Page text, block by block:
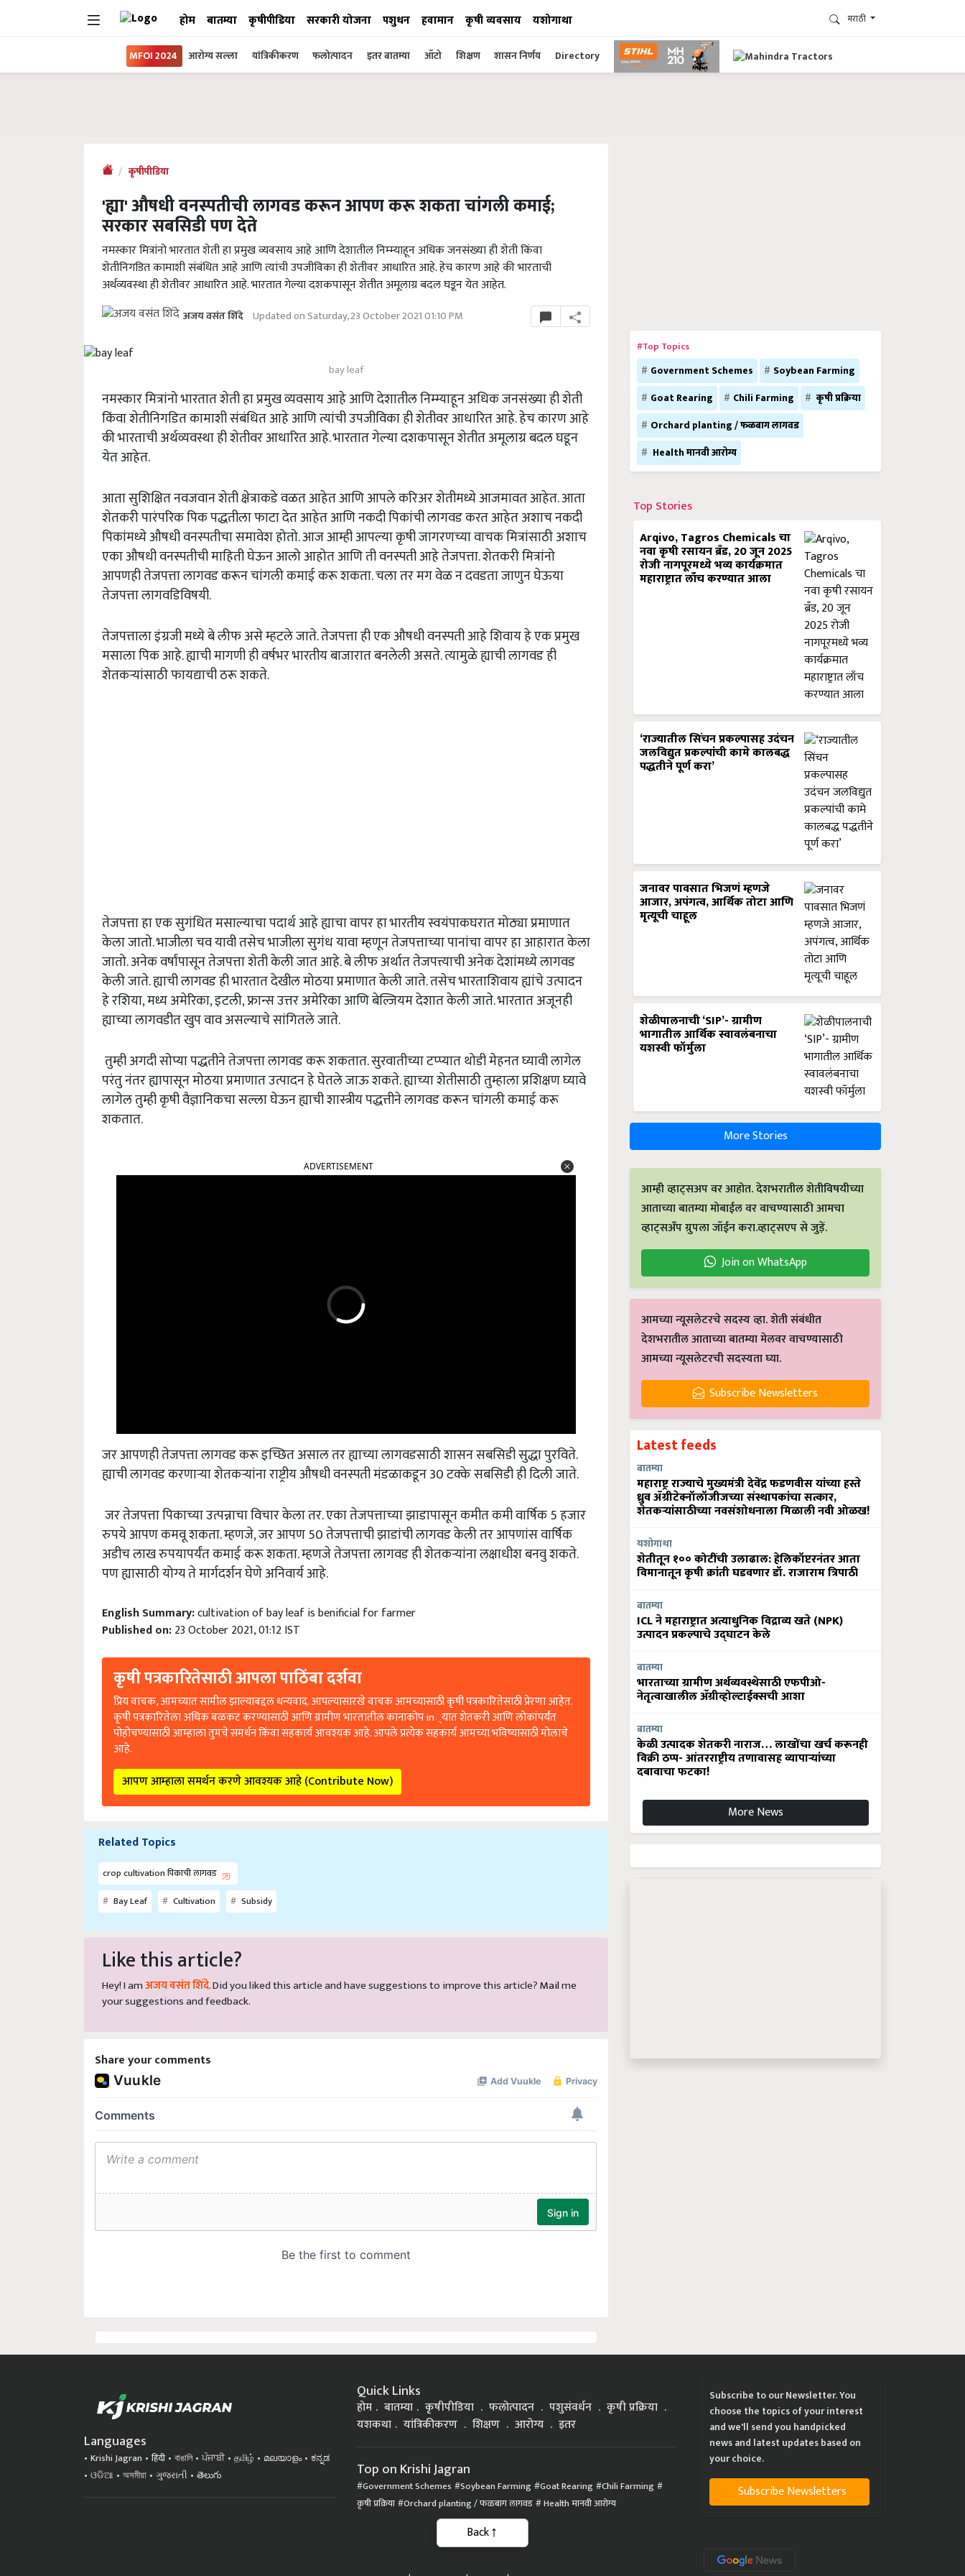
होम बातम्या कृषीपीडिया सरकारी योजना पशुधन हवामान कृषी व्यवसाय यशोगाथा मराठी
MFOI 2024 आरोग्य सल्ला यांत्रिकीकरण फलोत्पादन इतर बातम्या ऑटो शिक्षण शासन निर्णय Directory
कृषीपीडिया
'ह्या' औषधी वनस्पतीची लागवड करून आपण करू शकता चांगली कमाई;
सरकार सबसिडी पण देते
नमस्कार मित्रांनो भारतात शेती हा प्रमुख व्यवसाय आहे आणि देशातील निम्म्याहून अधिक जनसंख्या ही शेती किंवा
शेतीनिगडित कामाशी संबंधित आहे आणि त्यांची उपजीविका ही शेतीवर आधारित आहे. हेच कारण आहे की भारताची
अर्थव्यवस्था ही शेतीवर आधारित आहे. भारतात गेल्या दशकपासून शेतीत अमूलाग्र बदल घडून येत आहेत.
अजय वसंत शिंदे Updated on Saturday, 23 October 2021 01:10 PM
bay leaf
नमस्कार मित्रांनो भारतात शेती हा प्रमुख व्यवसाय आहे आणि देशातील निम्म्याहून अधिक जनसंख्या ही शेती
किंवा शेतीनिगडित कामाशी संबंधित आहे आणि त्यांची उपजीविका ही शेतीवर आधारित आहे. हेच कारण आहे
की भारताची अर्थव्यवस्था ही शेतीवर आधारित आहे. भारतात गेल्या दशकपासून शेतीत अमूलाग्र बदल घडून
येत आहेत.
आता सुशिक्षित नवजवान शेती क्षेत्राकडे वळत आहेत आणि आपले करिअर शेतीमध्ये आजमावत आहेत. आता
शेतकरी पारंपरिक पिक पद्धतीला फाटा देत आहेत आणि नकदी पिकांची लागवड करत आहेत अशाच नकदी
पिकांमध्ये औषधी वनस्पतीचा समावेश होतो. आज आम्ही आपल्या कृषी जागरणच्या वाचक मित्रांसाठी अशाच
एका औषधी वनस्पतीची माहिती घेऊन आलो आहोत आणि ती वनस्पती आहे तेजपत्ता. शेतकरी मित्रांनो
आपणही तेजपत्ता लागवड करून चांगली कमाई करू शकता. चला तर मग वेळ न दवडता जाणुन घेऊया
तेजपत्ता लागवडिविषयी.
तेजपत्ताला इंग्रजी मध्ये बे लीफ असे म्हटले जाते. तेजपत्ता ही एक औषधी वनस्पती आहे शिवाय हे एक प्रमुख
मसाला पिक आहे. ह्याची मागणी ही वर्षभर भारतीय बाजारात बनलेली असते. त्यामुळे ह्याची लागवड ही
शेतकऱ्यांसाठी फायद्याची ठरू शकते.
तेजपत्ता हा एक सुगंधित मसाल्याचा पदार्थ आहे ह्याचा वापर हा भारतीय स्वयंपाकघरात मोठ्या प्रमाणात
केला जातो. भाजीला चव यावी तसेच भाजीला सुगंध यावा म्हणून तेजपत्ताच्या पानांचा वापर हा आहारात केला
जातो. अनेक वर्षांपासून तेजपत्ता शेती केली जात आहे. बे लीफ अर्थात तेजपत्त्याची अनेक देशांमध्ये लागवड
केली जाते. ह्याची लागवड ही भारतात देखील मोठया प्रमाणात केली जाते. तसेच भारताशिवाय ह्यांचे उत्पादन
हे रशिया, मध्य अमेरिका, इटली, फ्रान्स उत्तर अमेरिका आणि बेल्जियम देशात केली जाते. भारतात अजूनही
ह्याच्या लागवडीत खुप वाव असल्याचे सांगितले जाते.
तुम्ही अगदी सोप्या पद्धतीने तेजपत्ता लागवड करू शकतात. सुरवातीच्या टप्प्यात थोडी मेहनत घ्यावी लागेल
परंतु नंतर ह्यापासून मोठया प्रमाणात उत्पादन हे घेतले जाऊ शकते. ह्याच्या शेतीसाठी तुम्हाला प्रशिक्षण घ्यावे
लागेल तुम्ही कृषी वैज्ञानिकचा सल्ला घेऊन ह्याची शास्त्रीय पद्धत्तीने लागवड करून चांगली कमाई करू
शकतात.
जर आपणही तेजपत्ता लागवड करू इच्छित असाल तर ह्याच्या लागवडसाठी शासन सबसिडी सुद्धा पुरविते.
ह्याची लागवड करणाऱ्या शेतकऱ्यांना राष्ट्रीय औषधी वनस्पती मंडळाकडून 30 टक्के सबसिडी ही दिली जाते.
जर तेजपत्ता पिकाच्या उत्पन्नाचा विचार केला तर. एका तेजपत्ताच्या झाडापासून कमीत कमी वार्षिक 5 हजार
रुपये आपण कमवू शकता. म्हणजे, जर आपण 50 तेजपत्ताची झाडांची लागवड केली तर आपणांस वार्षिक
अडीच लाख रुपयापर्यंत कमाई करू शकता. म्हणजे तेजपत्ता लागवड ही शेतकऱ्यांना लक्षाधीश बनवु शकते.
पण ह्यासाठी योग्य ते मार्गदर्शन घेणे अनिवार्य आहे.
English Summary: cultivation of bay leaf is benificial for farmer
Published on: 23 October 2021, 01:12 IST
कृषी पत्रकारितेसाठी आपला पाठिंबा दर्शवा
प्रिय वाचक, आमच्यात सामील झाल्याबद्दल धन्यवाद. आपल्यासारखे वाचक आमच्यासाठी कृषी पत्रकारितेसाठी प्रेरणा आहेत.
कृषी पत्रकारितेला अधिक बळकट करण्यासाठी आणि ग्रामीण भारतातील कानाकोप in्यात शेतकरी आणि लोकांपर्यंत
पोहोचण्यासाठी आम्हाला तुमचे समर्थन किंवा सहकार्य आवश्यक आहे. आपले प्रत्येक सहकार्य आमच्या भविष्यासाठी मोलाचे
आहे.
आपण आम्हाला समर्थन करणे आवश्यक आहे (Contribute Now)
Related Topics
crop cultivation पिकाची लागवड
Bay Leaf
Cultivation Subsidy
Like this article?
Hey! I am अजय वसंत शिंदे . Did you liked this article and have suggestions to improve this article? Mail
your suggestions and feedback.
Share your comments
#Top Topics
Government Schemes
Soybean Farming
Goat Rearing
Chili Farming
कृषी प्रक्रिया
Orchard planting / फळबाग लागवड
Health मानवी आरोग्य
Top Stories
Arqivo, Tagros Chemicals चा
नवा कृषी रसायन ब्रँड, 20 जून 2025
रोजी नागपूरमध्ये भव्य कार्यक्रमात
महाराष्ट्रात लाँच करण्यात आला
‘राज्यातील सिंचन प्रकल्पासह उदंचन
जलविद्युत प्रकल्पांची कामे कालबद्ध
पद्धतीने पूर्ण करा’
जनावर पावसात भिजणं म्हणजे
आजार, अपंगत्व, आर्थिक तोटा आणि
मृत्यूची चाहूल
शेळीपालनाची ‘SIP’- ग्रामीण
भागातील आर्थिक स्वावलंबनाचा
यशस्वी फॉर्मुला
More Stories
आम्ही व्हाट्सअप वर आहोत. देशभरातील शेतीविषयीच्या
आताच्या बातम्या मोबाईल वर वाचण्यासाठी आमचा
व्हाट्सअँप ग्रुपला जॉईन करा.व्हाट्सएप से जुड़ें.
Join on WhatsApp
आमच्या न्यूसलेटरचे सदस्य व्हा. शेती संबंधीत
देशभरातील आताच्या बातम्या मेलवर वाचण्यासाठी
आमच्या न्यूसलेटरची सदस्यता घ्या.
Subscribe Newsletters
Latest feeds
बातम्या
महाराष्ट्र राज्याचे मुख्यमंत्री देवेंद्र फडणवीस यांच्या हस्ते
ध्रुव ॲग्रीटेक्नॉलॉजीजच्या संस्थापकांचा सत्कार,
शेतकऱ्यांसाठीच्या नवसंशोधनाला मिळाली नवी ओळख!
यशोगाथा
शेतीतून १०० कोटींची उलाढाल: हेलिकॉप्टरनंतर आता
विमानातून कृषी क्रांती घडवणार डॉ. राजाराम त्रिपाठी
बातम्या
ICL ने महाराष्ट्रात अत्याधुनिक विद्राव्य खते (NPK)
उत्पादन प्रकल्पाचे उद्घाटन केले
बातम्या
भारताच्या ग्रामीण अर्थव्यवस्थेसाठी एफपीओ-
नेतृत्वाखालील अ‍ॅग्रीव्होल्टाईक्सची आशा
बातम्या
केळी उत्पादक शेतकरी नाराज… लाखोंचा खर्च करूनही
विक्री ठप्प- आंतरराष्ट्रीय तणावासह व्यापाऱ्यांच्या
दबावाचा फटका!
More News
Languages
Krishi Jagran हिंदी বাঙালি ਪੰਜਾਬੀ தமிழ் മലയാളം
ಕನ್ನಡ
ଓଡିଆ
অসমীয়া ગુજરાતી తెలుగు
Quick Links
होम बातम्या कृषीपीडिया फलोत्पादन पशुसंवर्धन
कृषी प्रक्रिया
यशकथा
यांत्रिकीकरण शिक्षण आरोग्य इतर
Top on Krishi Jagran
Government Schemes Soybean Farming Goat Rearing
Chili Farming
कृषी प्रक्रिया
Orchard planting / फळबाग लागवड Health मानवी आरोग्य
Subscribe to our Newsletter. You
choose the topics of your interest
and we'll send you handpicked
news and latest updates based on
your choice.
Subscribe Newsletters
| | |
Back